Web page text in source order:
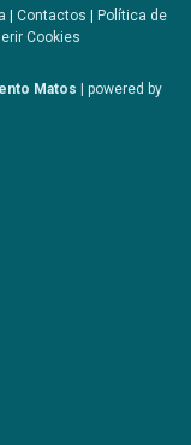
Contactos
Política de
Cookies
Matos | powered by